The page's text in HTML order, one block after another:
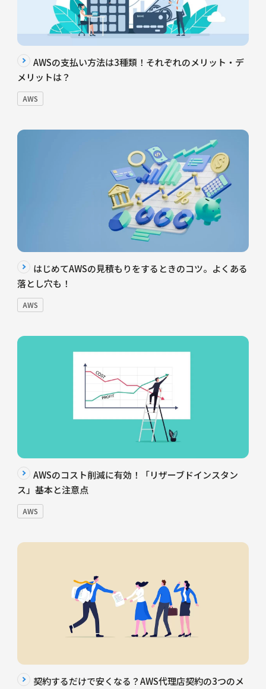
AWSの支払い方法は3種類！それぞれのメリット・デ
メリットは？
AWS
はじめてAWSの見積もりをするときのコツ。よくある
落とし穴も！
AWS
AWSのコスト削減に有効！「リザーブドインスタン
ス」基本と注意点
AWS
契約するだけで安くなる？AWS代理店契約の3つのメ